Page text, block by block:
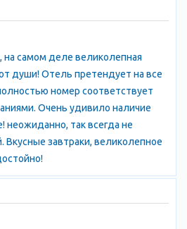
населения Севастополь был
71.6%, украинцы — 22.4%,
— 0.7%, крымские татары — 0.5%,
молдаване — 0.2%,
к субтропическому климату, и
двух микроклиматических
мягкий, морской, умеренно-
на самом деле великолепная
души! Отель претендует на все
номер соответствует
Очень удивило наличие
неожиданно, так всегда не
Вкусные завтраки, великолепное